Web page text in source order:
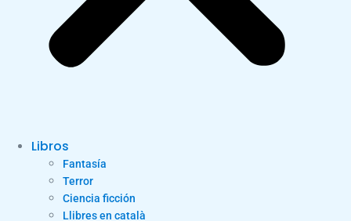
Libros
Fantasía
Terror
Ciencia ficción
Llibres en català